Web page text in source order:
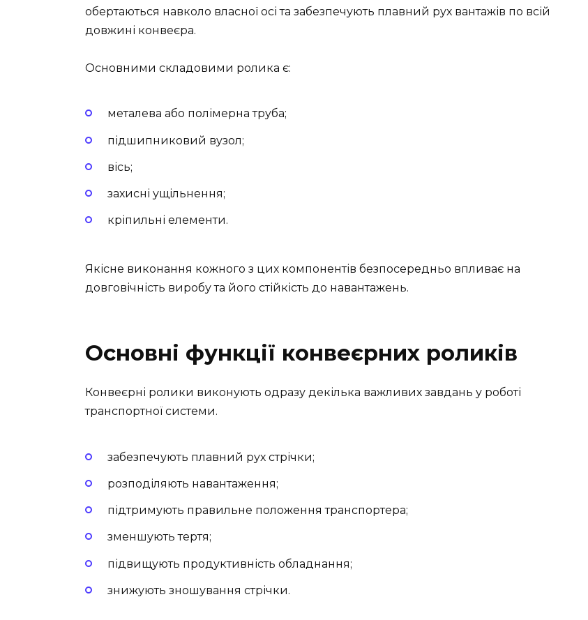
обертаються навколо власної осі та забезпечують плавний рух вантажів по всій
довжині конвеєра.
Основними складовими ролика є:
металева або полімерна труба;
підшипниковий вузол;
вісь;
захисні ущільнення;
кріпильні елементи.
Якісне виконання кожного з цих компонентів безпосередньо впливає на
довговічність виробу та його стійкість до навантажень.
Основні функції конвеєрних роликів
Конвеєрні ролики виконують одразу декілька важливих завдань у роботі
транспортної системи.
забезпечують плавний рух стрічки;
розподіляють навантаження;
підтримують правильне положення транспортера;
зменшують тертя;
підвищують продуктивність обладнання;
знижують зношування стрічки.